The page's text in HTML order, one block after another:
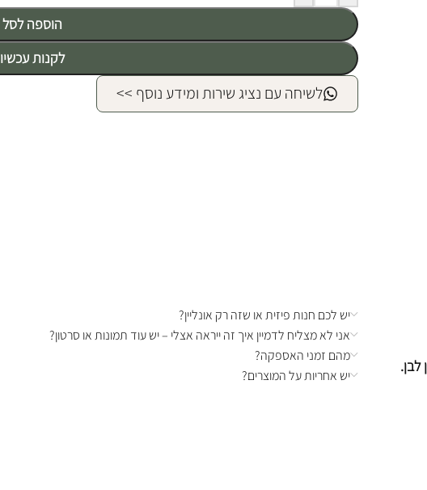
הוספה לסל
לקנות עכשיו
לשיחה עם נציג שירות ומידע נוסף >>
לבן.
יש לכם חנות פיזית או שזה רק אונליין?
אני לא מצליח לדמיין איך זה ייראה אצלי – יש עוד תמונות או סרטון?
מהם זמני האספקה?
יש אחריות על המוצרים?